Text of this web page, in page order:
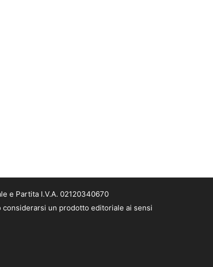
e Partita I.V.A. 02120340670
un prodotto editoriale ai sensi